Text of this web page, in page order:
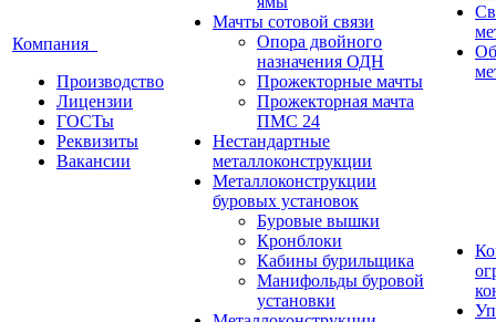
Компания
Производство
Лицензии
ГОСТы
Реквизиты
Вакансии
Мачты сотовой связи
Опора двойного
назначения ОДН
Прожекторные мачты
Прожекторная мачта
ПМС 24
Нестандартные
металлоконструкции
Металлоконструкции
буровых установок
Буровые вышки
Кронблоки
Кабины бурильщика
Манифольды буровой
установки